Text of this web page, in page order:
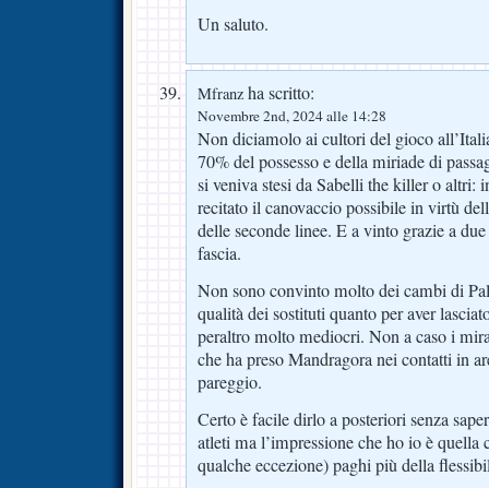
Un saluto.
Mfranz ha scritto:
Novembre 2nd, 2024 alle 14:28
Non diciamolo ai cultori del gioco
70% del possesso e della miriade di
si veniva stesi da Sabelli the killer o altri:
recitato il canovaccio possibile in virtù
delle seconde linee. E a vinto grazie a
fascia.
Non sono convinto molto dei cambi di
qualità dei sostituti quanto per aver
peraltro molto mediocri. Non a caso i
che ha preso Mandragora nei contatti in
pareggio.
Certo è facile dirlo a posteriori senza
atleti ma l’impressione che ho io è quella
qualche eccezione) paghi più della